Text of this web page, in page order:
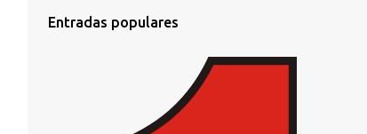
Entradas populares